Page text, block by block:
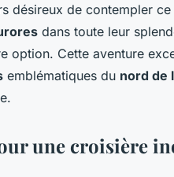
désireux de contempler
dans toute leur
option. Cette aventure
emblématiques du nord de
une croisière